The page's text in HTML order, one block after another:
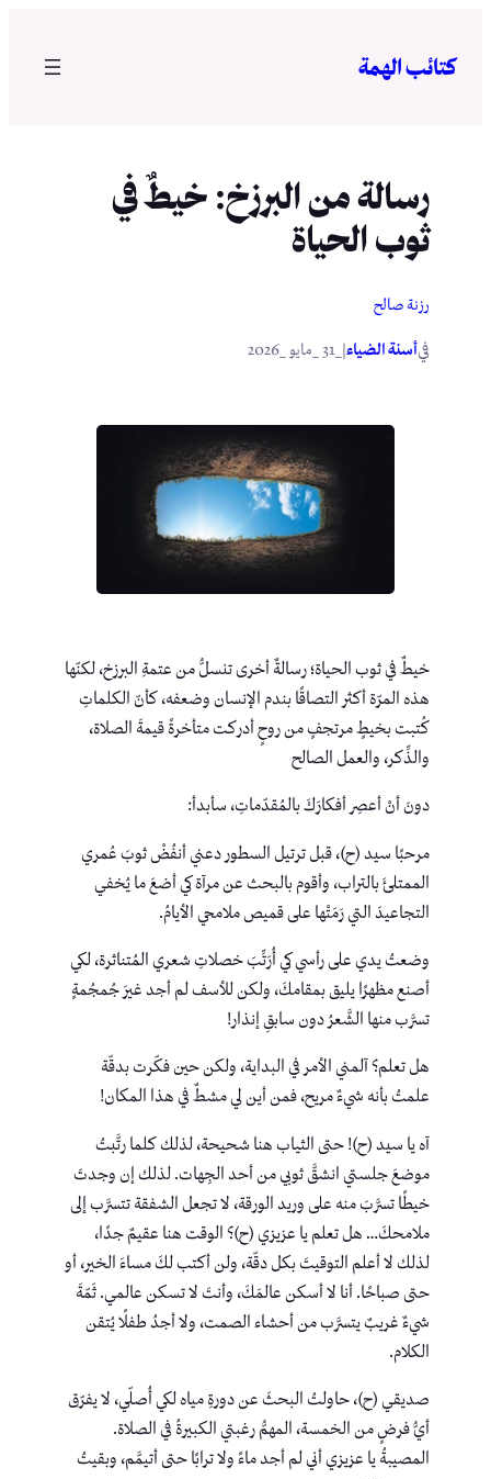
المحتوى
كتائب الهمة
رسالة من البرزخ: خيطٌ في
ثوب الحياة
رزنة صالح
فيأسنة الضياء
خيطٌ في ثوب الحياة؛ رسالةٌ أخرى تنسلُّ من عتمةِ البرزخ، لكنّها
هذه المرّة أكثر التصاقًا بندم الإنسان وضعفه، كأنّ الكلماتِ
كُتبت بخيطٍ مرتجفٍ من روحٍ أدركت متأخرةً قيمةَ الصلاة،
والذِّكر، والعمل الصالح
دونَ أنْ أعصِر أفكارَكَ بالمُقدّماتِ، سأبدأ:
مرحبًا سيد (ح)، قبل ترتيل السطور دعني أنفُضْ ثوبَ عُمري
الممتلئَ بالتراب، وأقوم بالبحث عن مرآة كي أضعَ ما يُخفي
التجاعيدَ التي رَمَتْها على قميص ملامحي الأيامُ.
وضعتُ يدي على رأسي كي أُرَتِّبَ خصلاتِ شعري المُتناثرة، لكي
أصنع مظهرًا يليق بمقامكَ، ولكن للأسف لم أجد غيرَ جُمجُمةٍ
تسرَّب منها الشَّعرُ دون سابقِ إنذار!
هل تعلم؟ آلمني الأمر في البداية، ولكن حين فكّرت بدقّة
علمتُ بأنه شيءٌ مريح، فمن أين لي مشطٌ في هذا المكان!
آه يا سيد (ح)! حتى الثياب هنا شحيحة، لذلك كلما رتَّبتُ
موضعَ جلستي انشقَّ ثوبي من أحد الجِهات. لذلك إن وجدتَ
خيطًا تسرَّبَ منه على وريد الورقة، لا تجعل الشفقة تتسرَّب إلى
ملامحكَ… هل تعلم يا عزيزي (ح)؟ الوقت هنا عقيمٌ جدًا،
لذلك لا أعلم التوقيتَ بكل دقّة، ولن أكتب لكَ مساءَ الخير، أو
حتى صباحًا. أنا لا أسكن عالمَكَ، وأنتَ لا تسكن عالمي. ثَمّةَ
شيءٌ غريبٌ يتسرَّب من أحشاء الصمت، ولا أجدُ طفلًا يُتقن
الكلام.
صديقي (ح)، حاولتُ البحثَ عن دورةِ مياه لكي أُصلّي، لا يفرّق
أيُّ فرضٍ من الخمسة، المهمُّ رغبتي الكبيرةُ في الصلاة.
المصيبةُ يا عزيزي أني لم أجد ماءً ولا ترابًا حتى أتيمَّم، وبقيتُ